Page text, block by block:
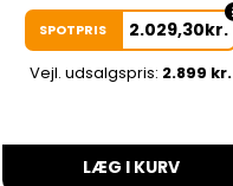
SPOTPRIS 2.029,30kr.
Vejl. udsalgspris: 2.899 kr.
LÆG I KURV